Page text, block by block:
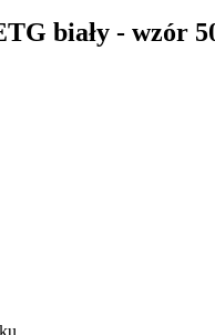
biały - wzór